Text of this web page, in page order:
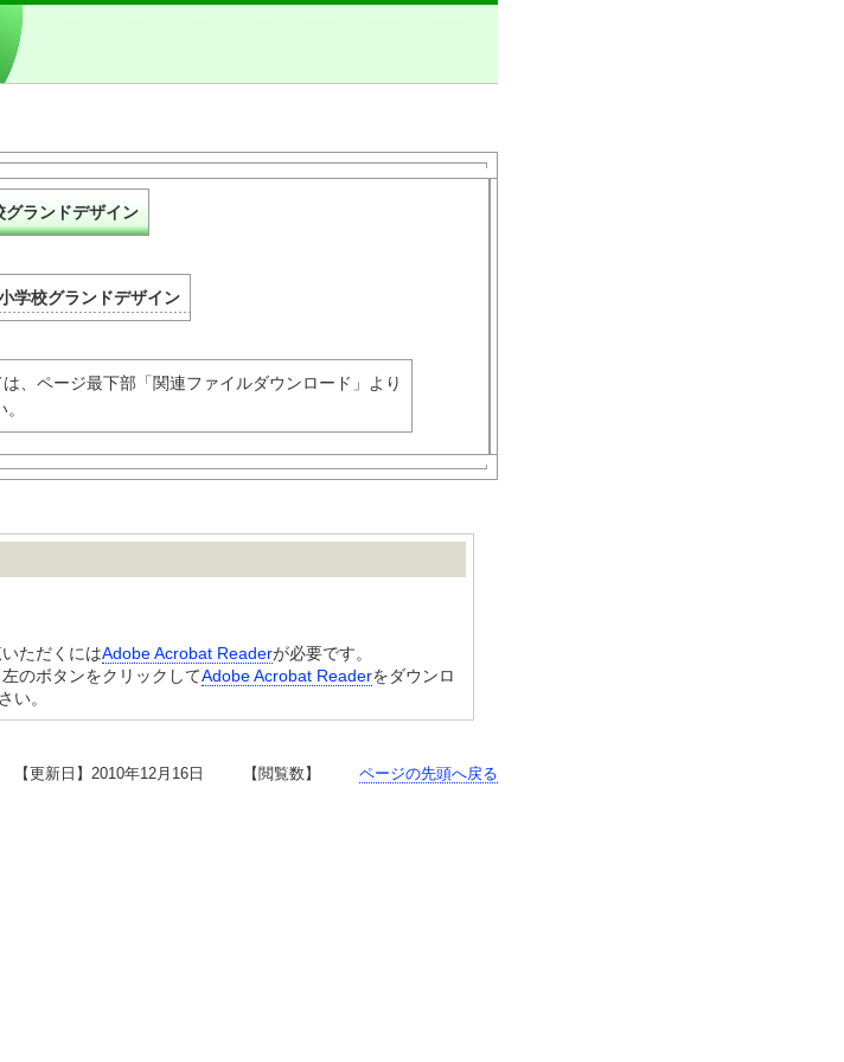
学校
ランドデザイン
学校グランドデザイン
ページ最下部「関連ファイルダウンロード」より
ただくにはAdobe Acrobat Readerが必要です。
のボタンをクリックしてAdobe Acrobat Readerをダウンロ
い。
【更新日】 2010年12月16日 【閲覧数】 ページの先頭へ戻る